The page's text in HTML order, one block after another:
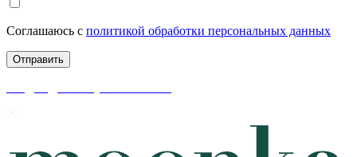
Соглашаюсь с политикой обработки персональных данных